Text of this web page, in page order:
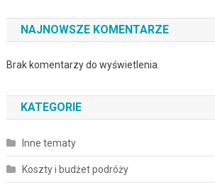
NAJNOWSZE KOMENTARZE
Brak komentarzy do wyświetlenia.
KATEGORIE
Inne tematy
Koszty i budżet podróży